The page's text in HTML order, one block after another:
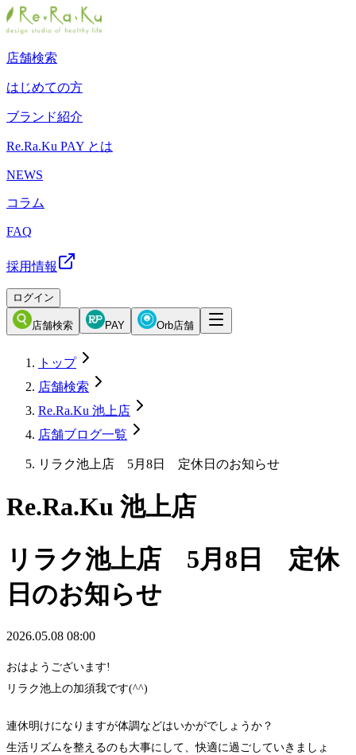
店舗検索
はじめての方
ブランド紹介
Re.Ra.Ku PAY とは
NEWS
コラム
FAQ
採用情報
ログイン
店舗検索 PAY Orb店舗
トップ
店舗検索
Re.Ra.Ku 池上店
店舗ブログ一覧
リラク池上店 5月8日 定休日のお知らせ
Re.Ra.Ku 池上店
リラク池上店 5月8日 定休
日のお知らせ
2026.05.08 08:00
おはようございます!
リラク池上の加須我です(^^)
連休明けになりますが体調などはいかがでしょうか？
生活リズムを整えるのも大事にして、快適に過ごしていきましょ